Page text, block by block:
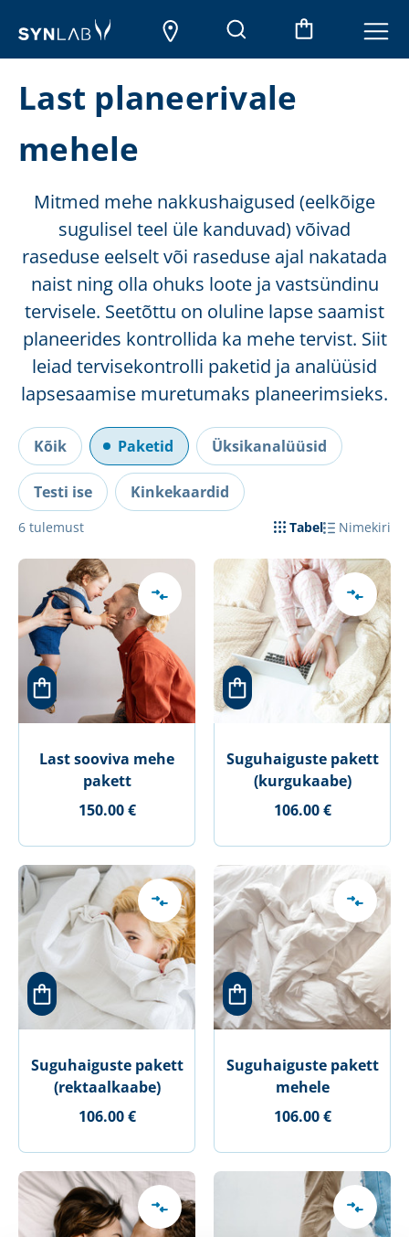
Last planeerivale
mehele
Mitmed mehe nakkushaigused (eelkõige
sugulisel teel üle kanduvad) võivad
raseduse eelselt või raseduse ajal nakatada
naist ning olla ohuks loote ja vastsündinu
tervisele. Seetõttu on oluline lapse saamist
planeerides kontrollida ka mehe tervist. Siit
leiad tervisekontrolli paketid ja analüüsid
lapsesaamise muretumaks planeerimsieks.
Kõik Paketid Üksikanalüüsid
Testi ise Kinkekaardid
6 tulemust Tabel Nimekiri
Last sooviva mehe
pakett
150.00 €
Suguhaiguste pakett
(kurgukaabe)
106.00 €
Suguhaiguste pakett
(rektaalkaabe)
106.00 €
Suguhaiguste pakett
mehele
106.00 €